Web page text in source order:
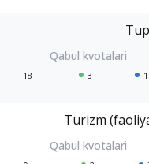
18 3
Turizm